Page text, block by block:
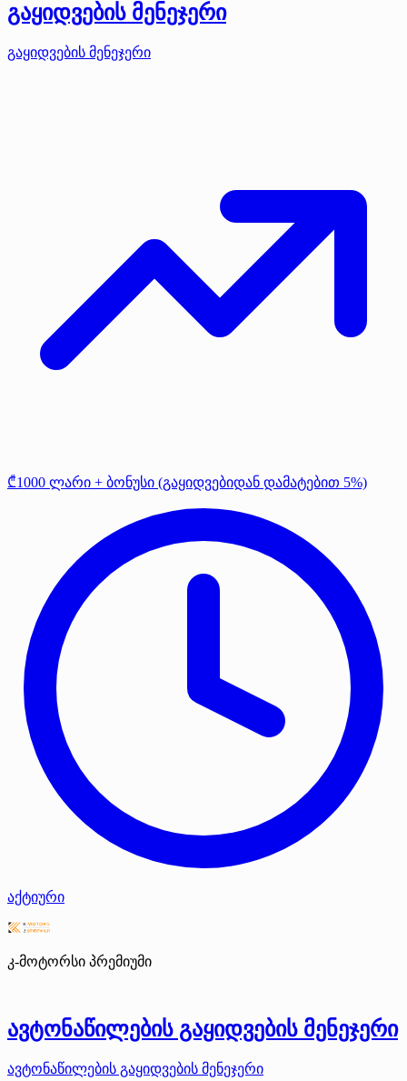
გაყიდვების მენეჯერი
გაყიდვების მენეჯერი
₾1000 ლარი + ბონუსი (გაყიდვებიდან დამატებით 5%)
აქტიური
კ-მოტორსი პრემიუმი
ავტონაწილების გაყიდვების მენეჯერი
ავტონაწილების გაყიდვების მენეჯერი